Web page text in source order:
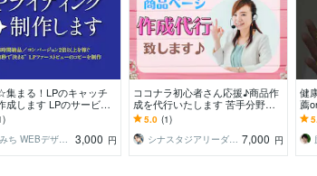
まる！LPのキャッチ
成します LPのサービス
応☆一撃で刺すセールス
グ
かずみち WEBデザイナー／ライター
3,000 円
ココナラ初心者さん応援♪商品作
成を代行いたします 苦手分野を
まるっとおまかせ♪あなたの想い
を形にするお手伝い♡
5.0 (1)
シナスタジアリーダー⭐️Lia 7,000 円
健
薦
体